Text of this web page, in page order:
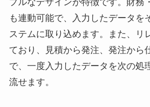
プルなデザインが特徴です。財務
も連動可能で、入力したデータを
ステムに取り込めます。また、リ
ており、見積から発注、発注から
で、一度入力したデータを次の処
流せます。